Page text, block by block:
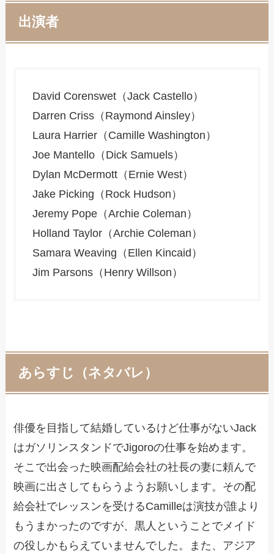
出演者
David Corenswet（Jack Castello）
Darren Criss（Raymond Ainsley）
Laura Harrier（Camille Washington）
Joe Mantello（Dick Samuels）
Dylan McDermott（Ernie West）
Jake Picking（Rock Hudson）
Jeremy Pope（Archie Coleman）
Holland Taylor（Archie Coleman）
Samara Weaving（Ellen Kincaid）
Jim Parsons（Henry Willson）
あらすじ（ネタバレ）
俳優を目指して結婚しているけど仕事がないJack
はガソリンスタンドでJigoroの仕事を始めます。
そこで出会った映画配給会社の社長の妻に頼んで
映画に出さしてもらうようお願いします。その配
給会社でレッスンを受けるCamilleは演技が誰より
もうまかったのですが、黒人ということでメイド
の役しかもらえていませんでした。また、アジア